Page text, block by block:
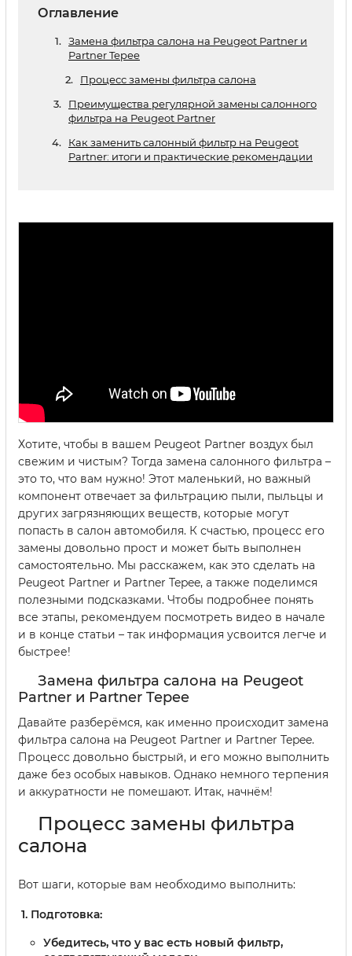
Оглавление
Замена фильтра салона на Peugeot Partner и
Partner Tepee
Процесс замены фильтра салона
Преимущества регулярной замены салонного
фильтра на Peugeot Partner
Как заменить салонный фильтр на Peugeot
Partner: итоги и практические рекомендации
Хотите, чтобы в вашем Peugeot Partner воздух был
свежим и чистым? Тогда замена салонного фильтра –
это то, что вам нужно! Этот маленький, но важный
компонент отвечает за фильтрацию пыли, пыльцы и
других загрязняющих веществ, которые могут
попасть в салон автомобиля. К счастью, процесс его
замены довольно прост и может быть выполнен
самостоятельно. Мы расскажем, как это сделать на
Peugeot Partner и Partner Tepee, а также поделимся
полезными подсказками. Чтобы подробнее понять
все этапы, рекомендуем посмотреть видео в начале
и в конце статьи – так информация усвоится легче и
быстрее!
Замена фильтра салона на Peugeot
Partner и Partner Tepee
Давайте разберёмся, как именно происходит замена
фильтра салона на Peugeot Partner и Partner Tepee.
Процесс довольно быстрый, и его можно выполнить
даже без особых навыков. Однако немного терпения
и аккуратности не помешают. Итак, начнём!
Процесс замены фильтра
салона
Вот шаги, которые вам необходимо выполнить:
Подготовка:
Убедитесь, что у вас есть новый фильтр,